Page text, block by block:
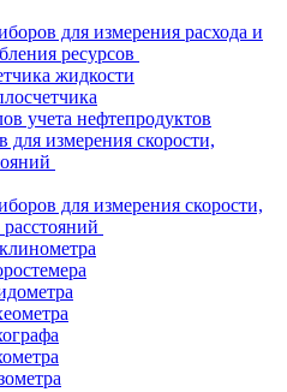
для измерения расхода и
ресурсов
жидкости
учета нефтепродуктов
для измерения скорости,
для измерения скорости,